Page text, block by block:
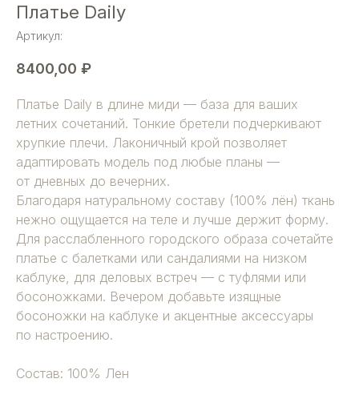
Платье Daily
Артикул:
8400,00 ₽
Платье Daily в длине миди — база для ваших
летних сочетаний. Тонкие бретели подчеркивают
хрупкие плечи. Лаконичный крой позволяет
адаптировать модель под любые планы —
от дневных до вечерних.
Благодаря натуральному составу (100% лён) ткань
нежно ощущается на теле и лучше держит форму.
Для расслабленного городского образа сочетайте
платье с балетками или сандалиями на низком
каблуке, для деловых встреч — с туфлями или
босоножками. Вечером добавьте изящные
босоножки на каблуке и акцентные аксессуары
по настроению.
Состав: 100% Лен